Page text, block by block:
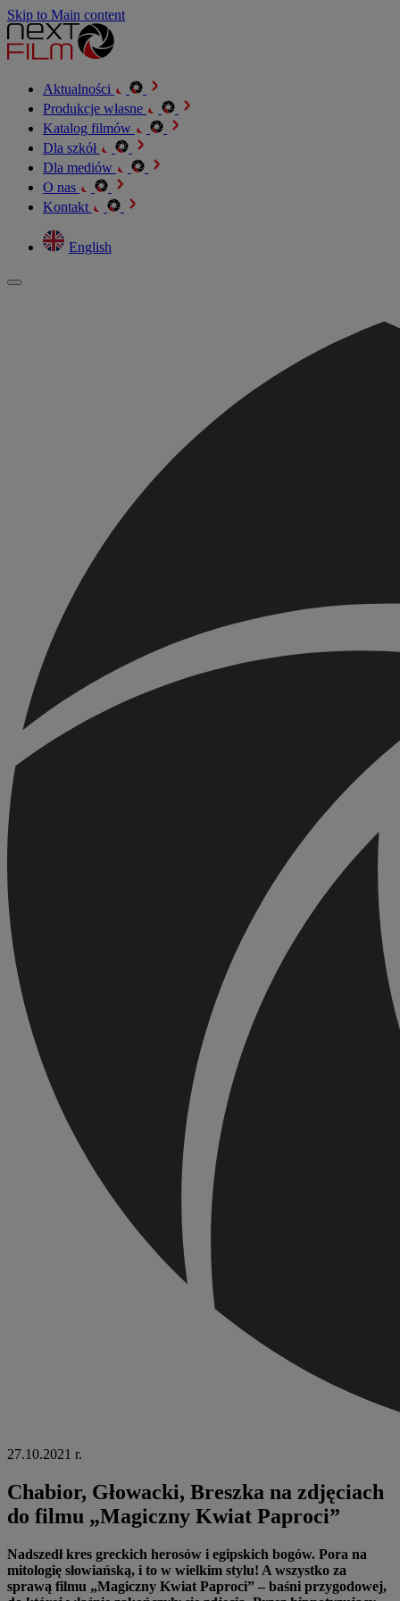
Skip to Main content
Aktualności
Produkcje własne
Katalog filmów
Dla szkół
Dla mediów
O nas
Kontakt
English
27.10.2021 r.
Chabior, Głowacki, Breszka na zdjęciach
do filmu „Magiczny Kwiat Paproci”
Nadszedł kres greckich herosów i egipskich bogów. Pora na
mitologię słowiańską, i to w wielkim stylu! A wszystko za
sprawą filmu „Magiczny Kwiat Paproci” – baśni przygodowej,